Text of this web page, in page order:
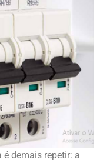
é demais repetir: a